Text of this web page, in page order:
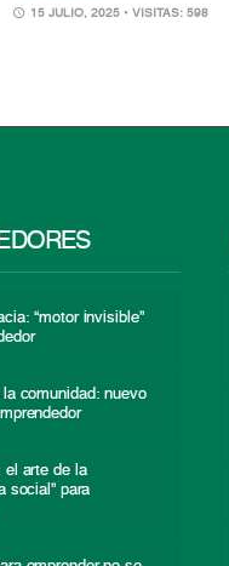
15 JULIO, 2025 • VISITAS: 598
“motor invisible”
la comunidad: nuevo
el arte de la
social” para